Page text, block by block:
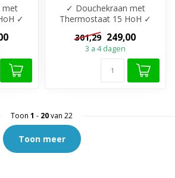
met
✓
✓ Douchekraan met
Thermostaat 15 HoH ✓
Cool-touch ✓ Beschikbaar
in 7 kleuren ✓ M...
301,29 249,00
3 a 4 dagen
Toon 1 - 20van 22
Toon meer